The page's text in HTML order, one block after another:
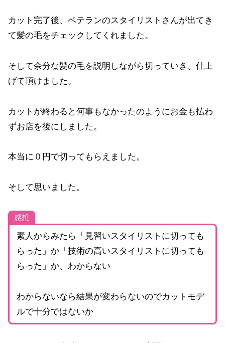
カット完了後、ベテランのスタイリストさんが出てき
て髪の毛をチェックしてくれました。
そして余分な髪の毛を説明しながら切っていき、仕上
げて頂けました。
カットが終わると何事もなかったのようにお金も払わ
ずお店を後にしました。
本当に０円で切ってもらえました。
そして思いました。
感想
素人からみたら「見習いスタイリストに切っても
らった」か「技術の高いスタイリストに切っても
らった」か、わからない
わからないなら結果が変わらないのでカットモデ
ルで十分ではないか